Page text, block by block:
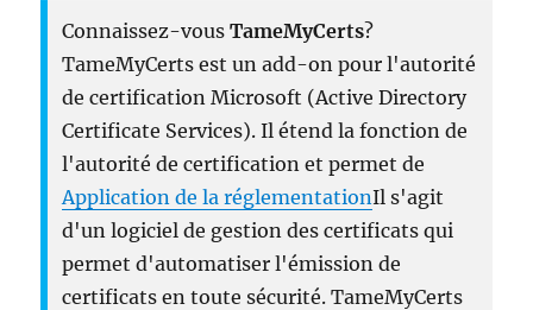
Connaissez-vousTameMyCerts?
TameMyCerts est un add-on pour l'autorité
de certification Microsoft (Active Directory
Certificate Services). Il étend la fonction de
l'autorité de certification et permet de
Application de la réglementationIl s'agit
d'un logiciel de gestion des certificats qui
permet d'automatiser l'émission de
certificats en toute sécurité. TameMyCerts